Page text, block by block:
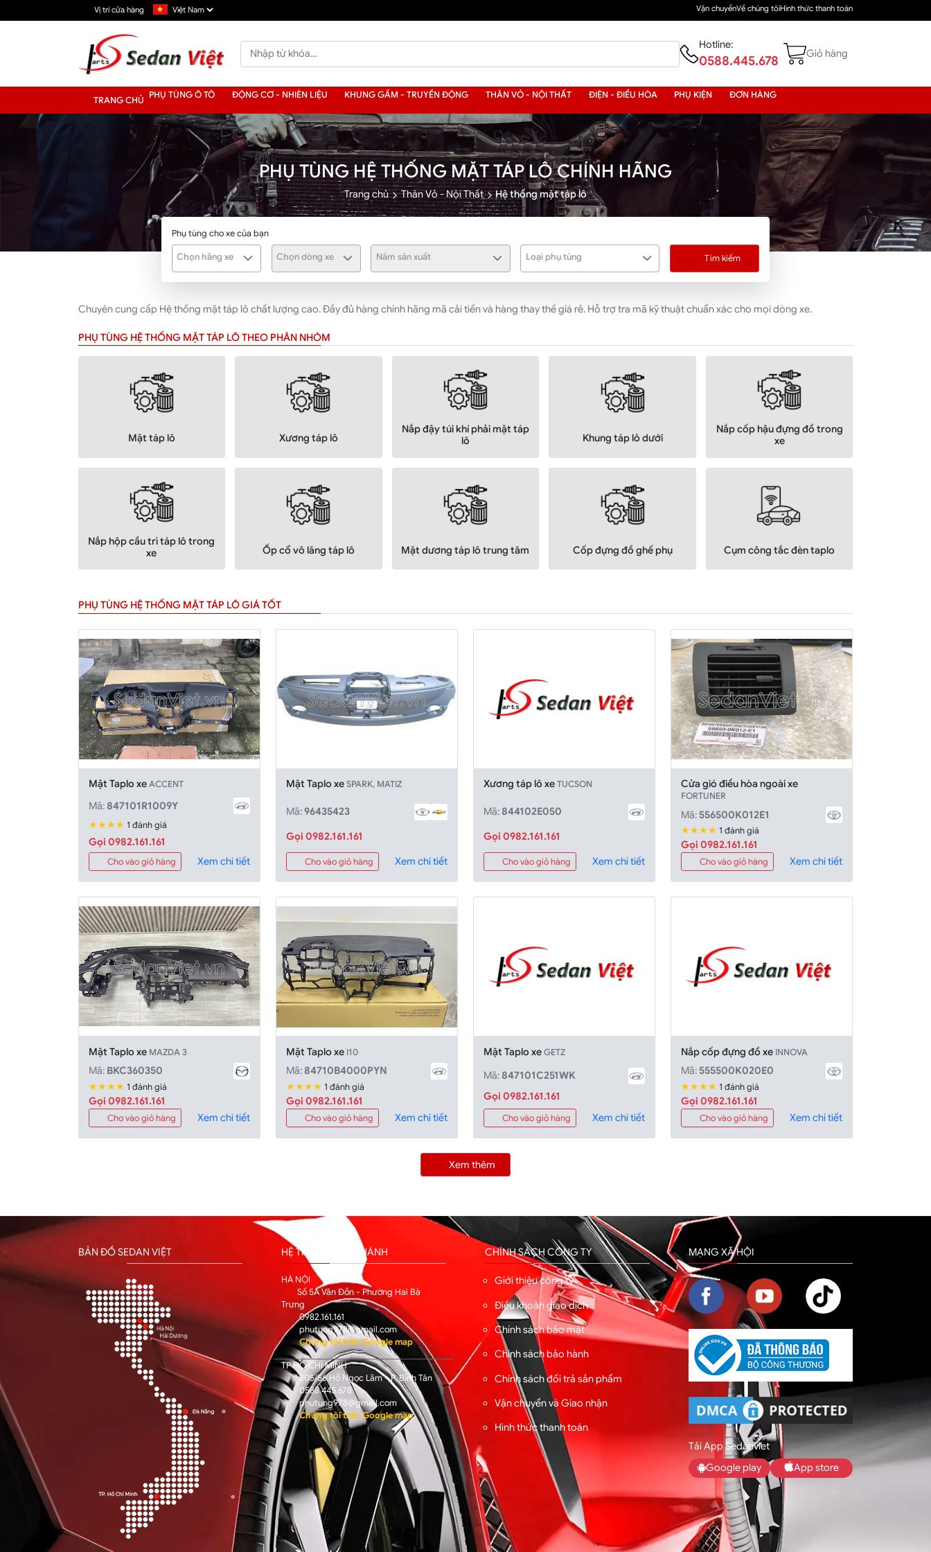
Vị trí cửa hàng Vận chuyểnVề chúng tôiHình thức thanh toán
Hotline:
0588.445.678 Giỏ hàng
TRANG CHỦ PHỤ TÙNG Ô TÔ ĐỘNG CƠ - NHIÊN LIỆU KHUNG GẦM - TRUYỀN ĐỘNG THÂN VỎ - NỘI THẤT ĐIỆN - ĐIỀU HÒA PHỤ KIỆN ĐƠN HÀNG
PHỤ TÙNG HỆ THỐNG MẶT TÁP LÔ CHÍNH HÃNG
Trang chủ Thân Vỏ - Nội Thất Hệ thống mặt táp lô
Phụ tùng cho xe của bạn
Chọn hãng xe Chọn dòng xe Năm sản xuất Loại phụ tùng Tìm kiếm
Chuyên cung cấp Hệ thống mặt táp lô chất lượng cao. Đầy đủ hàng chính hãng mã cải tiến và hàng thay thế giá rẻ. Hỗ trợ tra mã kỹ thuật chuẩn xác cho mọi dòng xe.
PHỤ TÙNG HỆ THỐNG MẶT TÁP LÔ THEO PHÂN NHÓM
Mặt táp lô Xương táp lô
Nắp đậy túi khí phải mặt táp
lô
Khung táp lô dưới
Nắp cốp hậu đựng đồ trong
xe
Nắp hộp cầu trì táp lô trong
xe
Ốp cổ vô lăng táp lô Mặt dương táp lô trung tâm Cốp đựng đồ ghế phụ Cụm công tắc đèn taplo
PHỤ TÙNG HỆ THỐNG MẶT TÁP LÔ GIÁ TỐT
Mặt Taplo xeACCENT
Mã: 847101R1009Y
★★★★ 1 đánh giá
Gọi 0982.161.161
Cho vào giỏ hàng Xem chi tiết
Mặt Taplo xeSPARK, MATIZ
Mã:96435423
Gọi 0982.161.161
Cho vào giỏ hàng Xem chi tiết
Xương táp lô xeTUCSON
Mã: 844102E050
Gọi 0982.161.161
Cho vào giỏ hàng Xem chi tiết
Cửa gió điều hòa ngoài xe
FORTUNER
Mã: 556500K012E1
★★★★ 1 đánh giá
Gọi 0982.161.161
Cho vào giỏ hàng Xem chi tiết
Mặt Taplo xe MAZDA 3
Mã: BKC360350
★★★★ 1 đánh giá
Gọi 0982.161.161
Cho vào giỏ hàng Xem chi tiết
Mặt Taplo xe I10
Mã: 84710B4000PYN
★★★★ 1 đánh giá
Gọi 0982.161.161
Cho vào giỏ hàng Xem chi tiết
Mặt Taplo xeGETZ
Mã: 847101C251WK
Gọi 0982.161.161
Cho vào giỏ hàng Xem chi tiết
Nắp cốp đựng đồ xe INNOVA
Mã: 555500K020E0
★★★★ 1 đánh giá
Gọi 0982.161.161
Cho vào giỏ hàng Xem chi tiết
Xem thêm
BẢN ĐỒ SEDAN VIỆT HỆ THỐNG CHI NHÁNH
HÀ NỘI
Số 5A Vân Đồn - Phường Hai Bà
Trưng
0982.161.161
phutung978@gmail.com
Chúng tôi trên Google map
TP HỒ CHÍ MINH
205/56 Hồ Ngọc Lãm - P. Bình Tân
0588.445.678
phutung978@gmail.com
Chúng tôi trên Google map
CHÍNH SÁCH CÔNG TY
Giới thiệu công ty
Điều khoản giao dịch
Chính sách bảo mật
Chính sách bảo hành
Chính sách đổi trả sản phẩm
Vận chuyển và Giao nhận
Hình thức thanh toán
MẠNG XÃ HỘI
Tải App Sedanviet
Google play
App store